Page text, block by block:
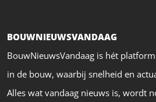
BOUWNIEUWSVANDAAG
BouwNieuwsVandaag is hét
in de bouw, waarbij snelheid en
Alles wat vandaag nieuws is, wordt